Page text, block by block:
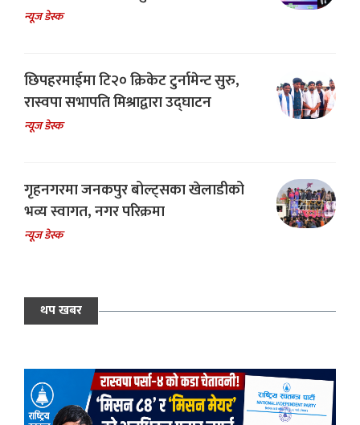
न्यूज डेस्क
छिपहरमाईमा टि२० क्रिकेट टुर्नामेन्ट सुरु,
रास्वपा सभापति मिश्राद्वारा उद्घाटन
न्यूज डेस्क
गृहनगरमा जनकपुर बोल्ट्सका खेलाडीको
भव्य स्वागत, नगर परिक्रमा
न्यूज डेस्क
थप खबर